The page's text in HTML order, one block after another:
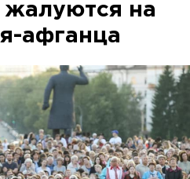
на
афганца